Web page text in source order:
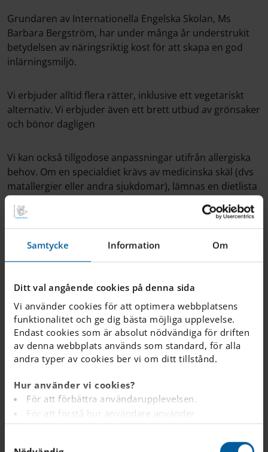
Samtycke Information Om
Ditt val angående cookies på denna sida
Vi använder cookies för att optimera webbplatsens
funktionalitet och ge dig bästa möjliga upplevelse.
Endast cookies som är absolut nödvändiga för driften
av denna webbplats används som standard, för alla
andra typer av cookies ber vi om ditt tillstånd.
Hur använder vi cookies?
För att förbättra användarupplevelsen.
För att förstå hur användare använder
webbplatsen.
Analys av webbplatsen i marknadsförings- och
Grundaren av Internationella Engelska Skolan, Ms
Barbara Bergström, har under många år understrukit
betydelsen av näringsriktig kost för att skapa en god
inlärningsmiljö.
Vi erbjuder alltid flera rätter, inklusive ett vegetariskt
alternativ. Vi erbjuder även ett brett utbud av grönsaker
och bönor dagligen
Vi kan också tillgodose anpassningar utifrån allergiska
behov. Om en specialdiet krävs av medicinska skäl (dvs
matallergier eller andra sjukdomar), lämnas en dietlista
samt ett intyg från läkare eller dietist till skolsköterskan.
Vårdnadshavarna är ansvariga för att säkerställa att
skolan alltid har aktuell information om behov av
specialdiet.
Frukost
Frukost är dagens viktigaste mål och vi serverar flera
alternativ varje morgon.